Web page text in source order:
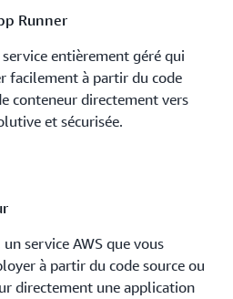
Runner
entièrement géré qui
facilement à partir du code
conteneur directement vers
et sécurisée.
service AWS que vous
à partir du code source ou
directement une application